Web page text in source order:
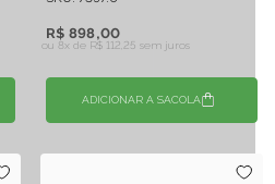
R$ 898,00
ou 8x de R$ 112,25 sem juros
ADICIONAR A SACOLA